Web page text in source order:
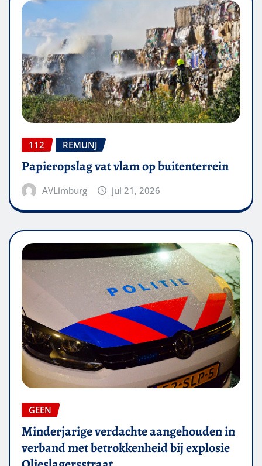
112 REMUNJ
Papieropslag vat vlam op buitenterrein
AVLimburg jul 21, 2026
GEEN
Minderjarige verdachte aangehouden in
verband met betrokkenheid bij explosie